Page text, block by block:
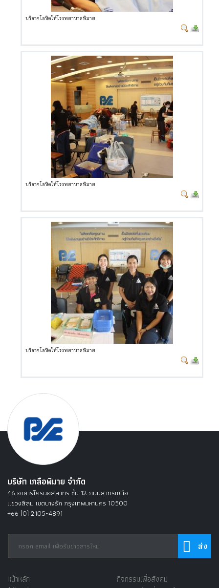
บริจาคโลหิตให้โรงพยาบาลพิมาย
บริจาคโลหิตให้โรงพยาบาลพิมาย
บริจาคโลหิตให้โรงพยาบาลพิมาย
บริษัท เกลือพิมาย จำกัด
46 อาคารโครนอสสาทร ชั้น 12 ถนนสาทรเหนือ
แขวงสีลม เขตบางรัก กรุงเทพมหานคร 10500
+66 (0) 2105-4891
หน้าหลัก
กิจกรรมเพื่อสังคม